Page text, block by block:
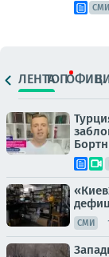
СМИ
ЛЕНТАТОПОФИЦ.
СМИ